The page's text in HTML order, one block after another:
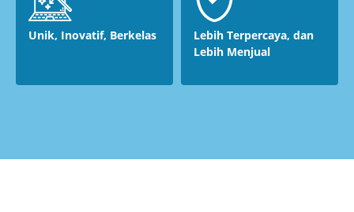
Unik, Inovatif, Berkelas
Lebih Terpercaya, dan
Lebih Menjual